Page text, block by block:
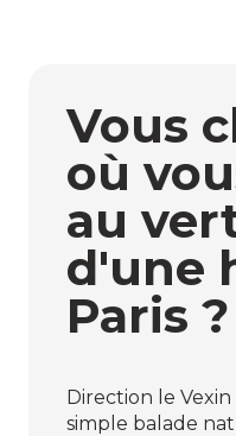
Vous
où
au
d'une
Paris ?
Direction le
simple balade